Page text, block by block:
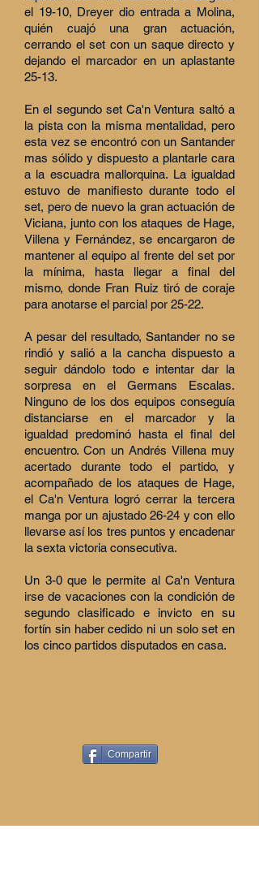
el 19-10, Dreyer dio entrada a Molina,
quién cuajó una gran actuación,
cerrando el set con un saque directo y
dejando el marcador en un aplastante
25-13.
En el segundo set Ca'n Ventura saltó a
la pista con la misma mentalidad, pero
esta vez se encontró con un Santander
mas sólido y dispuesto a plantarle cara
a la escuadra mallorquina. La igualdad
estuvo de manifiesto durante todo el
set, pero de nuevo la gran actuación de
Viciana, junto con los ataques de Hage,
Villena y Fernández, se encargaron de
mantener al equipo al frente del set por
la mínima, hasta llegar a final del
mismo, donde Fran Ruiz tiró de coraje
para anotarse el parcial por 25-22.
A pesar del resultado, Santander no se
rindió y salió a la cancha dispuesto a
seguir dándolo todo e intentar dar la
sorpresa en el Germans Escalas.
Ninguno de los dos equipos conseguía
distanciarse en el marcador y la
igualdad predominó hasta el final del
encuentro. Con un Andrés Villena muy
acertado durante todo el partido, y
acompañado de los ataques de Hage,
el Ca'n Ventura logró cerrar la tercera
manga por un ajustado 26-24 y con ello
llevarse así los tres puntos y encadenar
la sexta victoria consecutiva.
Un 3-0 que le permite al Ca'n Ventura
irse de vacaciones con la condición de
segundo clasificado e invicto en su
fortín sin haber cedido ni un solo set en
los cinco partidos disputados en casa.
Compartir